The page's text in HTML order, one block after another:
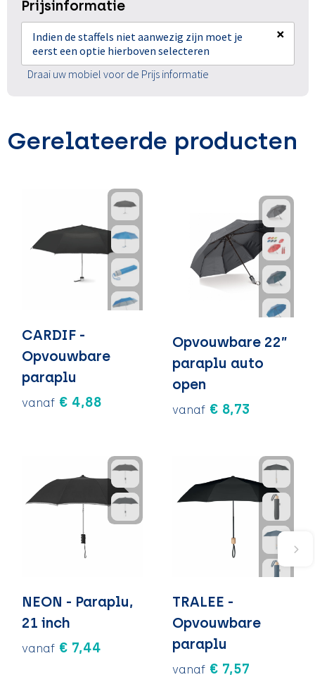
Prijsinformatie
Indien de staffels niet aanwezig zijn moet je
eerst een optie hierboven selecteren
×
Draai uw mobiel voor de Prijs informatie
Gerelateerde producten
CARDIF -
Opvouwbare
paraplu
vanaf € 4,88
Opvouwbare 22”
paraplu auto
open
vanaf € 8,73
NEON - Paraplu,
21 inch
vanaf € 7,44
TRALEE -
Opvouwbare
paraplu
vanaf € 7,57